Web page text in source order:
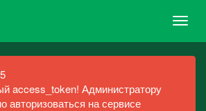
access_token! Администратору
авторизоваться на сервисе